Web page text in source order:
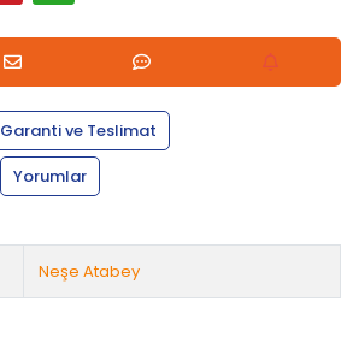
Garanti ve Teslimat
Yorumlar
Neşe Atabey